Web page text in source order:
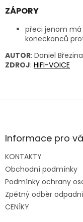
ZÁPORY
přeci jenom má
koneckonců
AUTOR: Daniel Březina
ZDROJ: HIFI-VOICE
Z
aInformace pro
KONTAKTY
Obchodní podmínky
Podmínky ochrany
Zpětný odběr
CENÍKY